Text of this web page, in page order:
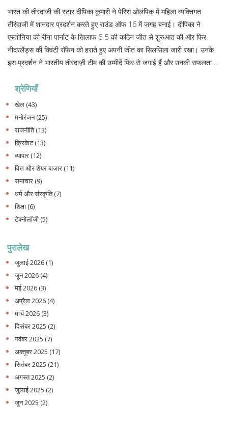
भारत की तीरंदाजी की स्टार दीपिका कुमारी ने पेरिस ओलंपिक में महिला व्यक्तिगत
तीरंदाजी में शानदार प्रदर्शन करते हुए राउंड ऑफ 16 में जगह बनाई। दीपिका ने
एस्तोनिया की रीना पार्नाट के खिलाफ 6-5 की कठिन जीत से शुरुआत की और फिर
नीदरलैंड्स की क्विंटी रॉफेन को हराते हुए अपनी जीत का सिलसिला जारी रखा। उनके
इस प्रदर्शन ने भारतीय तीरंदाज़ी टीम की उम्मीदें फिर से जगाई हैं और उनकी सफलता ने
श्रेणियाँ
खेल (43)
मनोरंजन(25)
राजनीति(13)
क्रिकेट(13)
व्यापार (12)
वित्त और शेयर बाजार (11)
समाचार (9)
धर्म और संस्कृति(7)
शिक्षा (6)
टेक्नोलॉजी (5)
पुरालेख
जुलाई 2026 (1)
जून 2026 (4)
मई 2026 (3)
अप्रैल 2026 (4)
मार्च 2026 (3)
दिसंबर 2025 (2)
नवंबर 2025 (7)
अक्तूबर 2025 (17)
सितंबर 2025 (21)
अगस्त 2025 (2)
जुलाई 2025 (2)
जून 2025 (2)